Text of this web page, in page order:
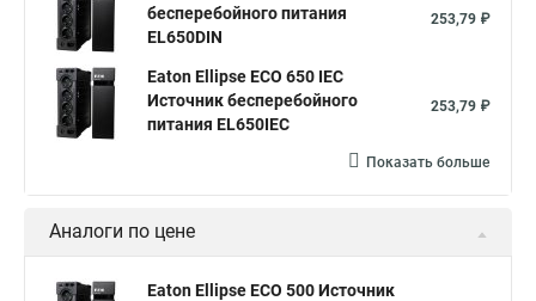
бесперебойного питания
EL650DIN
253,79 ₽
Eaton Ellipse ECO 650 IEC
Источник бесперебойного
питания EL650IEC
253,79 ₽
Показать больше
Аналоги по цене
Eaton Ellipse ECO 500 Источник